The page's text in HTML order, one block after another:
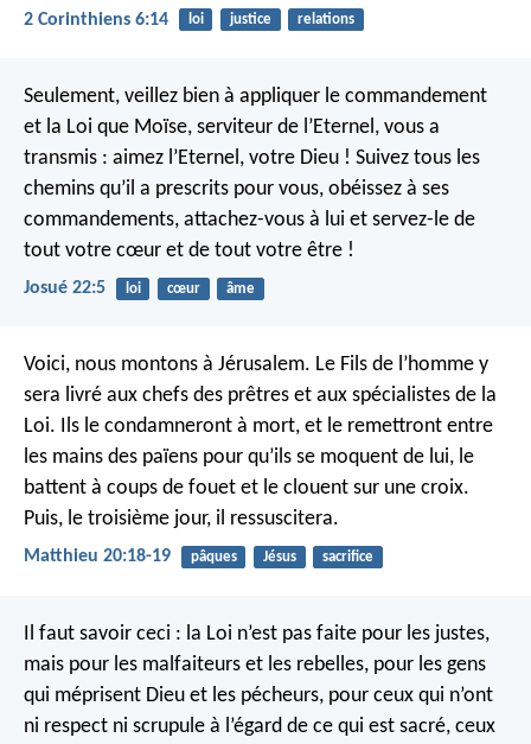
2 Corinthiens 6:14 loi justice relations
Seulement, veillez bien à appliquer le commandement
et la Loi que Moïse, serviteur de l’Eternel, vous a
transmis : aimez l’Eternel, votre Dieu ! Suivez tous les
chemins qu’il a prescrits pour vous, obéissez à ses
commandements, attachez-vous à lui et servez-le de
tout votre cœur et de tout votre être !
Josué 22:5 loi cœur âme
Voici, nous montons à Jérusalem. Le Fils de l’homme y
sera livré aux chefs des prêtres et aux spécialistes de la
Loi. Ils le condamneront à mort, et le remettront entre
les mains des païens pour qu’ils se moquent de lui, le
battent à coups de fouet et le clouent sur une croix.
Puis, le troisième jour, il ressuscitera.
Matthieu 20:18-19 pâques Jésus sacrifice
Il faut savoir ceci : la Loi n’est pas faite pour les justes,
mais pour les malfaiteurs et les rebelles, pour les gens
qui méprisent Dieu et les pécheurs, pour ceux qui n’ont
ni respect ni scrupule à l’égard de ce qui est sacré, ceux